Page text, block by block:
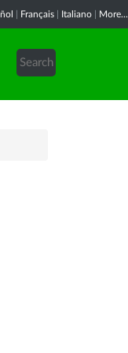
Français Italiano More...